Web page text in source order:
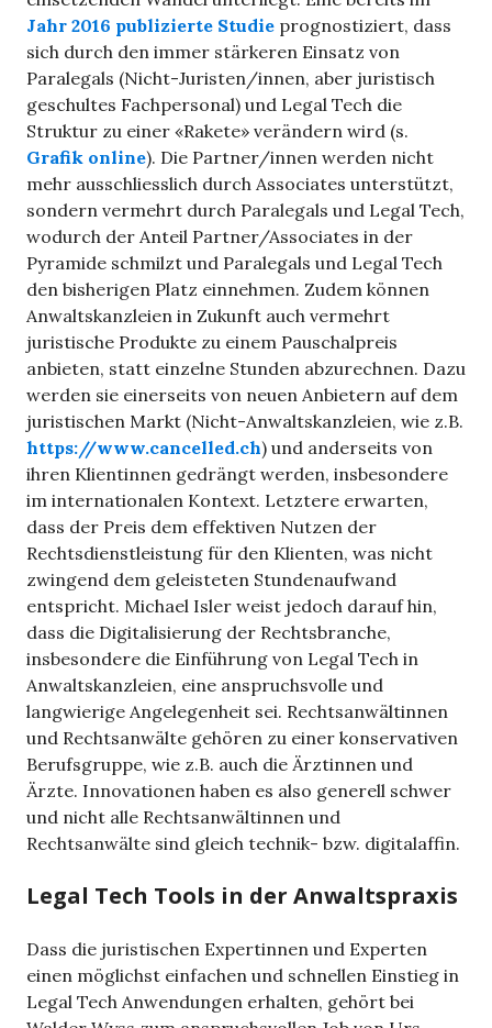
Jahr 2016 publizierte Studie prognostiziert, dass
sich durch den immer stärkeren Einsatz von
Paralegals (Nicht-Juristen/innen, aber juristisch
geschultes Fachpersonal) und Legal Tech die
Struktur zu einer «Rakete» verändern wird (s.
Grafik online). Die Partner/innen werden nicht
mehr ausschliesslich durch Associates unterstützt,
sondern vermehrt durch Paralegals und Legal Tech,
wodurch der Anteil Partner/Associates in der
Pyramide schmilzt und Paralegals und Legal Tech
den bisherigen Platz einnehmen. Zudem können
Anwaltskanzleien in Zukunft auch vermehrt
juristische Produkte zu einem Pauschalpreis
anbieten, statt einzelne Stunden abzurechnen. Dazu
werden sie einerseits von neuen Anbietern auf dem
juristischen Markt (Nicht-Anwaltskanzleien, wie z.B.
https://www.cancelled.ch) und anderseits von
ihren Klientinnen gedrängt werden, insbesondere
im internationalen Kontext. Letztere erwarten,
dass der Preis dem effektiven Nutzen der
Rechtsdienstleistung für den Klienten, was nicht
zwingend dem geleisteten Stundenaufwand
entspricht. Michael Isler weist jedoch darauf hin,
dass die Digitalisierung der Rechtsbranche,
insbesondere die Einführung von Legal Tech in
Anwaltskanzleien, eine anspruchsvolle und
langwierige Angelegenheit sei. Rechtsanwältinnen
und Rechtsanwälte gehören zu einer konservativen
Berufsgruppe, wie z.B. auch die Ärztinnen und
Ärzte. Innovationen haben es also generell schwer
und nicht alle Rechtsanwältinnen und
Rechtsanwälte sind gleich technik- bzw. digitalaffin.
Legal Tech Tools in der Anwaltspraxis
Dass die juristischen Expertinnen und Experten
einen möglichst einfachen und schnellen Einstieg in
Legal Tech Anwendungen erhalten, gehört bei